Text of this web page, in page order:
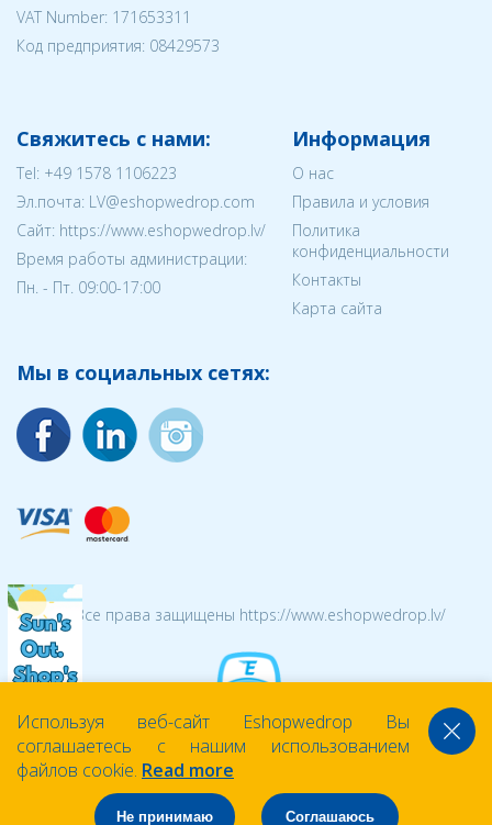
VAT Number: 171653311
Код предприятия: 08429573
Свяжитесь с нами:
Tel: +49 1578 1106223
Эл.почта: LV@eshopwedrop.com
Cайт: https://www.eshopwedrop.lv/
Время работы администрации:
Пн. - Пт. 09:00-17:00
Информация
О нас
Правила и условия
Политика
конфиденциальности
Контакты
Карта сайта
Мы в социальных сетях:
© 2026 Все права защищены https://www.eshopwedrop.lv/
Используя веб-сайт Eshopwedrop Вы
соглашаетесь с нашим использованием
файлов cookie. Read more
Не принимаю Соглашаюсь